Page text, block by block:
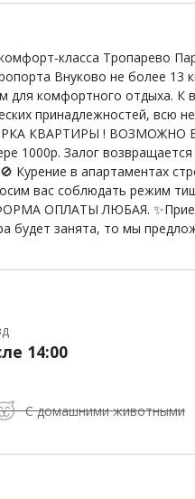
класса Тропарево
Внуково не более
для комфортного отдыха. К
принадлежностей, всю
КВАРТИРЫ ! ВОЗМОЖНО
1000р. Залог
Курение в апартаментах
вас соблюдать режим
ОПЛАТЫ ЛЮБАЯ.
будет занята, то мы
14:00
С домашними животными